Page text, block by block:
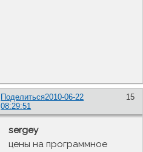
Поделиться 15
2010-06-22
08:29:51
sergey
цены на программное